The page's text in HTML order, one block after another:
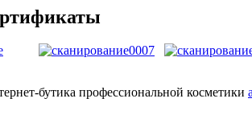
бутика профессиональной косметики